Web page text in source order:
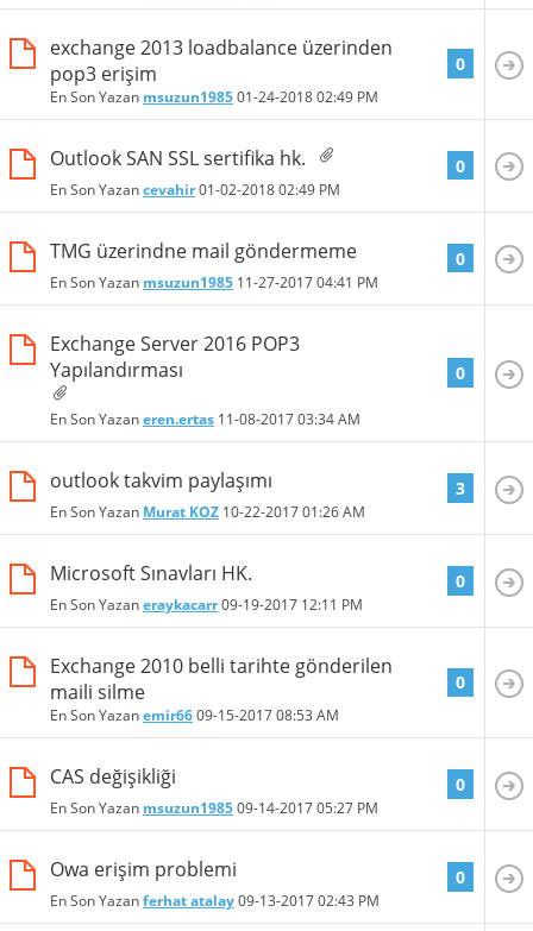
exchange 2013 loadbalance üzerinden
pop3 erişim
En Son Yazan msuzun198501-24-201802:49 PM
0
Outlook SAN SSL sertifika hk.
En Son Yazancevahir01-02-201802:49 PM
0
TMG üzerindne mail göndermeme
En Son Yazan msuzun1985 11-27-201704:41 PM
0
Exchange Server 2016 POP3
Yapılandırması
En Son Yazaneren.ertas 11-08-201703:34 AM
0
outlook takvim paylaşımı
En Son Yazan Murat KOZ 10-22-201701:26 AM
3
Microsoft Sınavları HK.
En Son Yazaneraykacarr09-19-2017 12:11 PM
0
Exchange 2010 belli tarihte gönderilen
maili silme
En Son Yazanemir6609-15-201708:53 AM
0
CAS değişikliği
En Son Yazan msuzun198509-14-201705:27 PM
0
Owa erişim problemi
En Son Yazanferhat atalay09-13-201702:43 PM
0